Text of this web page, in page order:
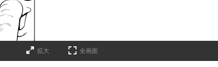
拡大 全画面